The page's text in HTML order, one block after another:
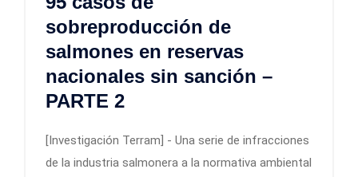
sobreproducción de
salmones en reservas
nacionales sin sanción –
PARTE 2
[Investigación Terram] - Una serie de infracciones
de la industria salmonera a la normativa ambiental